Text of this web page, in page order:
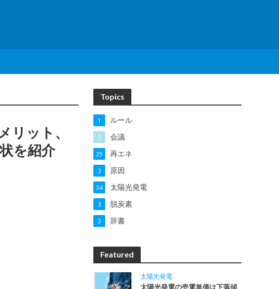
リット、
を紹介
Topics
ルール
1
会議
2
再エネ
25
原因
3
太陽光発電
34
脱炭素
3
辞書
3
Featured
太陽光発電
太陽光発電の売電単価は下落傾